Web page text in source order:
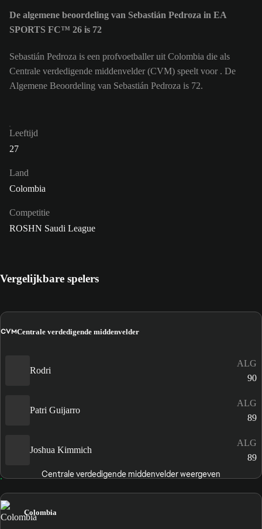
De algemene beoordeling van Sebastián Pedroza in EA
SPORTS FC™ 26 is 72
Sebastián Pedroza is een profvoetballer uit Colombia die als
Centrale verdedigende middenvelder (CVM) speelt voor . De
Algemene Beoordeling van Sebastián Pedroza is 72.
Leeftijd
27
Land
Colombia
Competitie
ROSHN Saudi League
Vergelijkbare spelers
CVMCentrale verdedigende middenvelder
Rodri
ALG
90
Patri Guijarro
ALG
89
Joshua Kimmich
ALG
89
Centrale verdedigende middenvelder weergeven
Colombia